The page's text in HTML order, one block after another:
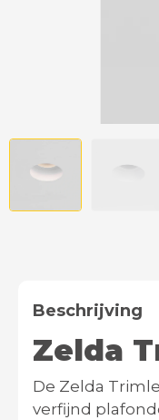
Beschrijving
Zelda
De Zelda
verfijnd